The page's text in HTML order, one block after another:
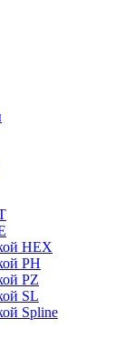
HEX
PH
PZ
SL
Spline